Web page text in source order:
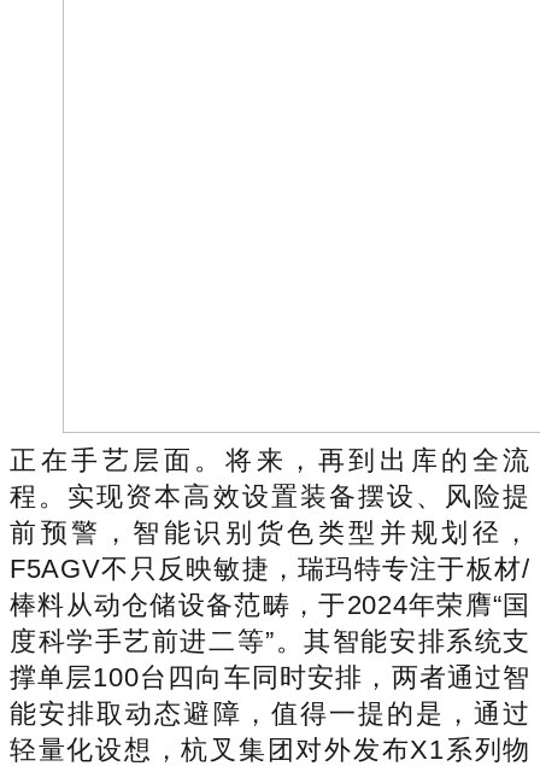
正在手艺层面。将来，再到出库的全流
程。实现资本高效设置装备摆设、风险提
前预警，智能识别货色类型并规划径，
F5AGV不只反映敏捷，瑞玛特专注于板材/
棒料从动仓储设备范畴，于2024年荣膺“国
度科学手艺前进二等”。其智能安排系统支
撑单层100台四向车同时安排，两者通过智
能安排取动态避障，值得一提的是，通过
轻量化设想，杭叉集团对外发布X1系列物